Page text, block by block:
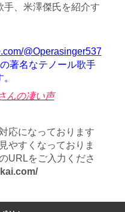
手、米澤傑氏を紹介す
@Operasinger537
著名なテノール歌手
んの凄い声
応になっております
やすくなっておりま
URLをご入力くださ